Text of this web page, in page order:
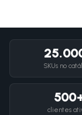
SKUs no
clientes